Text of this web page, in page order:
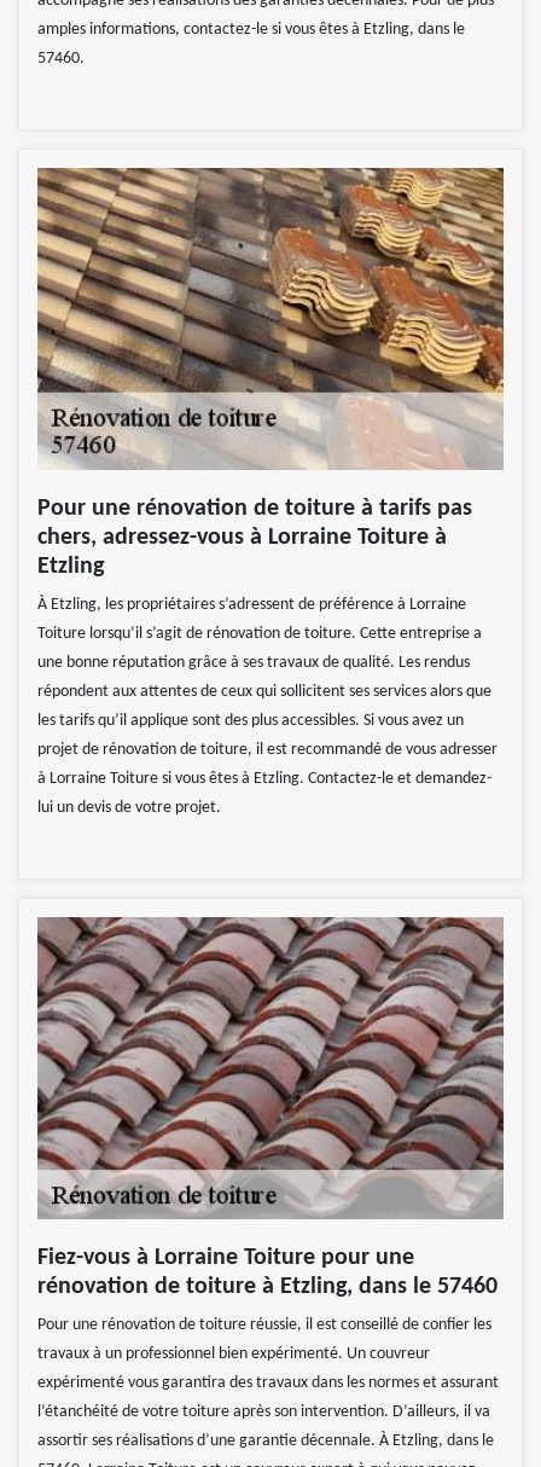
amples informations, contactez-le si vous êtes à Etzling, dans le
57460.
Pour une rénovation de toiture à tarifs pas
chers, adressez-vous à Lorraine Toiture à
Etzling
À Etzling, les propriétaires s’adressent de préférence à Lorraine
Toiture lorsqu’il s’agit de rénovation de toiture. Cette entreprise a
une bonne réputation grâce à ses travaux de qualité. Les rendus
répondent aux attentes de ceux qui sollicitent ses services alors que
les tarifs qu’il applique sont des plus accessibles. Si vous avez un
projet de rénovation de toiture, il est recommandé de vous adresser
à Lorraine Toiture si vous êtes à Etzling. Contactez-le et demandez-
lui un devis de votre projet.
Fiez-vous à Lorraine Toiture pour une
rénovation de toiture à Etzling, dans le 57460
Pour une rénovation de toiture réussie, il est conseillé de confier les
travaux à un professionnel bien expérimenté. Un couvreur
expérimenté vous garantira des travaux dans les normes et assurant
l’étanchéité de votre toiture après son intervention. D’ailleurs, il va
assortir ses réalisations d’une garantie décennale. À Etzling, dans le